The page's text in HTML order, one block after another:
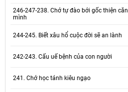
246-247-238. Chớ tự đào bới gốc thiện căn
mình
244-245. Biết xâu hổ cuộc đời sẽ an lành
242-243. Cấu uế bệnh của con người
241. Chớ học tánh kiêu ngạo